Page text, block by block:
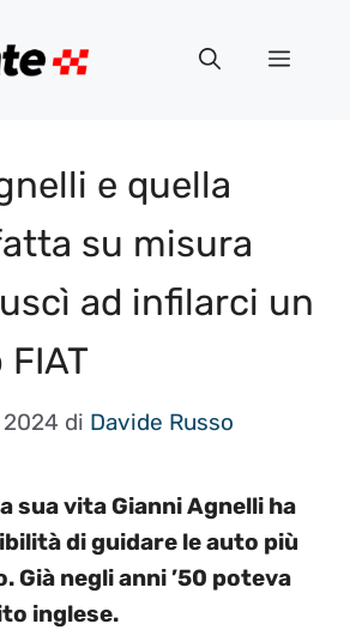
Menu
e quella
su misura
ad infilarci un
di Davide Russo
sua vita Gianni Agnelli ha
di guidare le auto più
Già negli anni ’50 poteva
inglese.